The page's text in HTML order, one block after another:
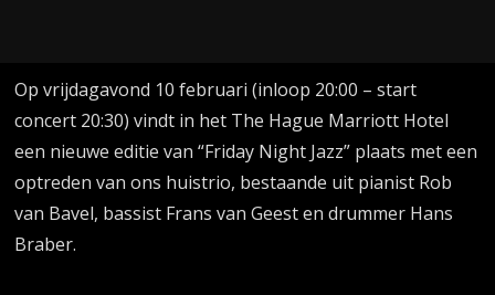
Op vrijdagavond 10 februari (inloop 20:00 – start
concert 20:30) vindt in het The Hague Marriott Hotel
een nieuwe editie van “Friday Night Jazz” plaats met een
optreden van ons huistrio, bestaande uit pianist Rob
van Bavel, bassist Frans van Geest en drummer Hans
Braber.